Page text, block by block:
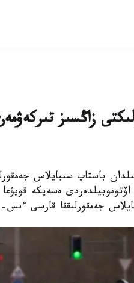
زاڭسىز
قازاقپارات - 2020 -جىلدان باستاپ
جەمقورلىققا قارسى